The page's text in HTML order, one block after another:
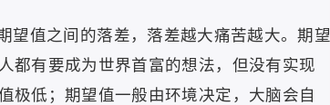
望值之间的落差，落差越大痛苦越大。期望
都有要成为世界首富的想法，但没有实现
极低；期望值一般由环境决定，大脑会自